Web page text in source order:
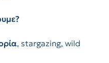
, stargazing, wild